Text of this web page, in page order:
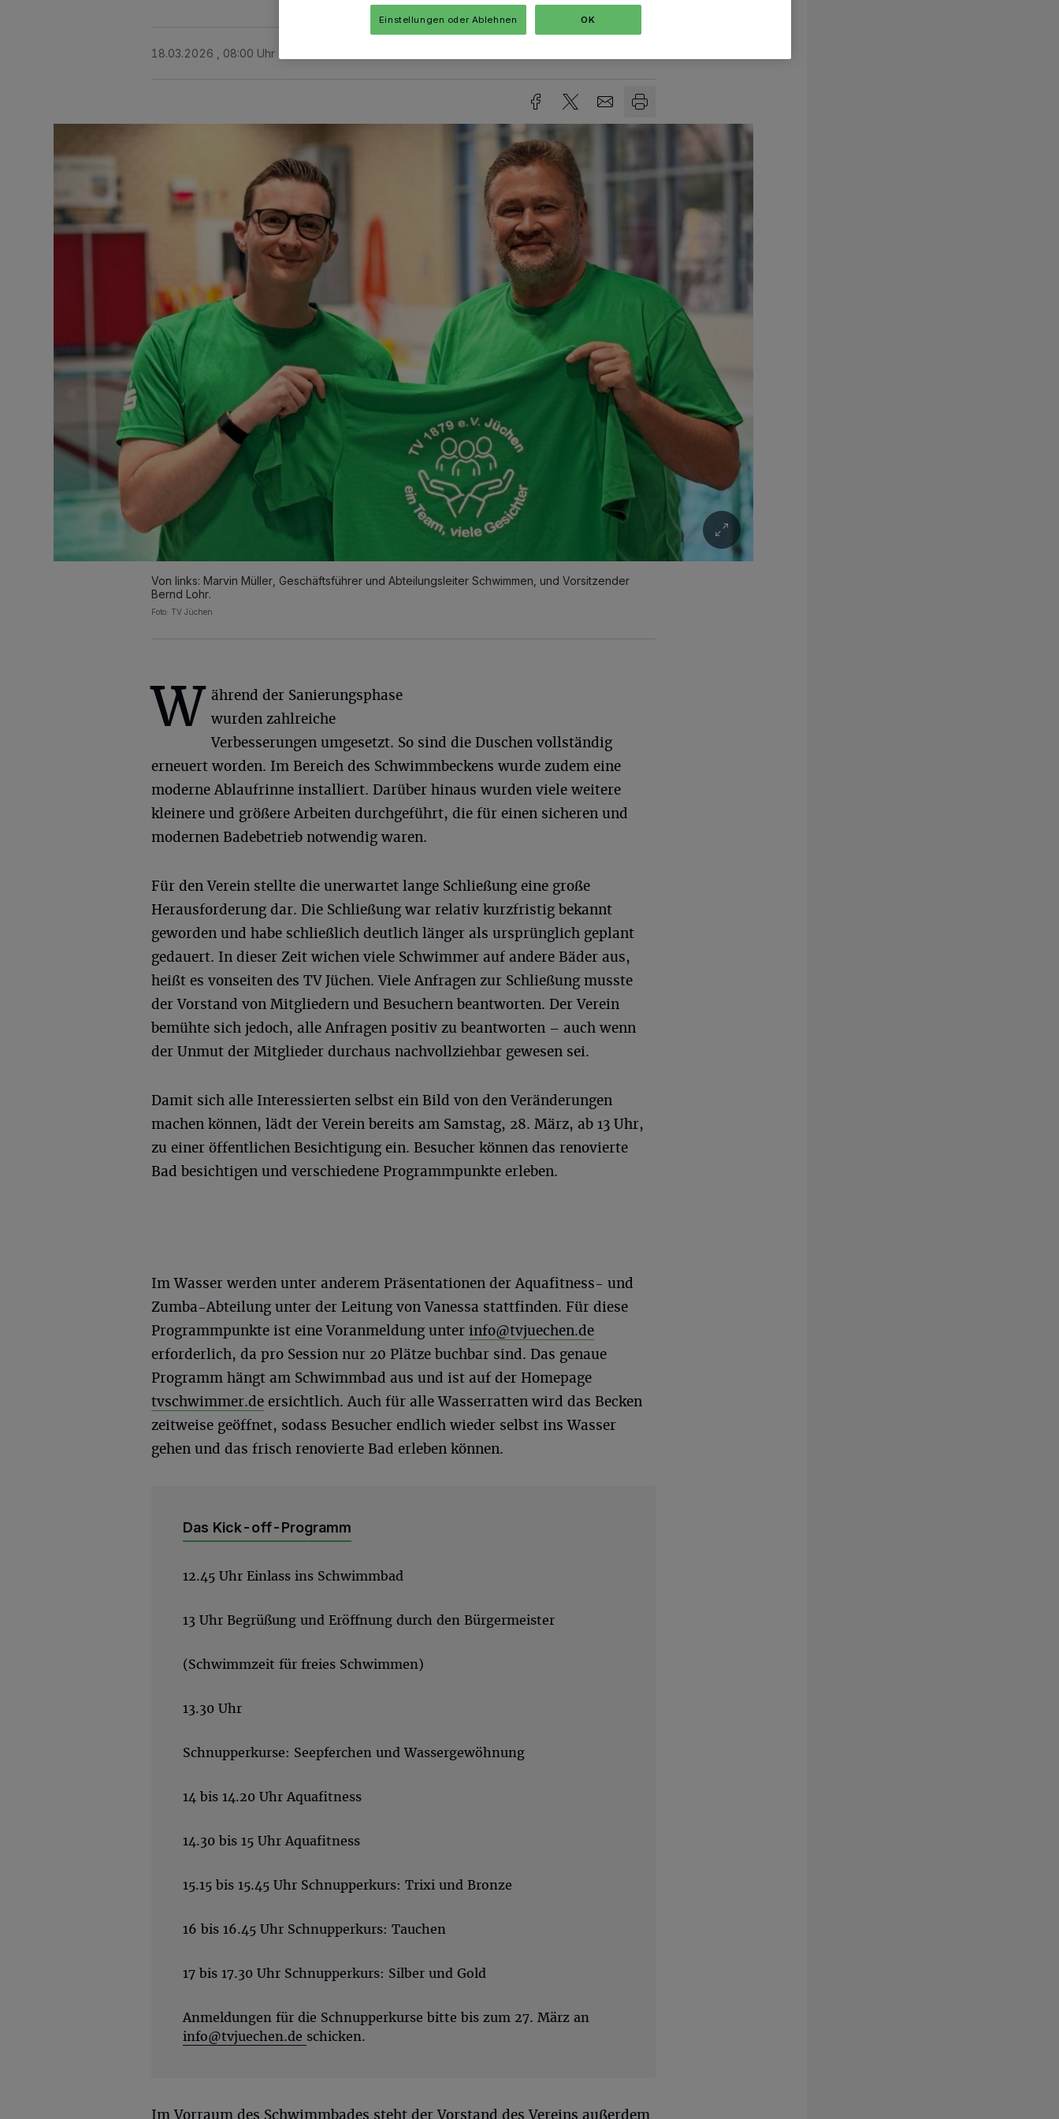
18.03.2026 , 08:00 Uhr
Von links: Marvin Müller, Geschäftsführer und Abteilungsleiter Schwimmen, und Vorsitzender
Bernd Lohr.
Foto: TV Jüchen
W ährend der Sanierungsphase
wurden zahlreiche
Verbesserungen umgesetzt. So sind die Duschen vollständig
erneuert worden. Im Bereich des Schwimmbeckens wurde zudem eine
moderne Ablaufrinne installiert. Darüber hinaus wurden viele weitere
kleinere und größere Arbeiten durchgeführt, die für einen sicheren und
modernen Badebetrieb notwendig waren.
Für den Verein stellte die unerwartet lange Schließung eine große
Herausforderung dar. Die Schließung war relativ kurzfristig bekannt
geworden und habe schließlich deutlich länger als ursprünglich geplant
gedauert. In dieser Zeit wichen viele Schwimmer auf andere Bäder aus,
heißt es vonseiten des TV Jüchen. Viele Anfragen zur Schließung musste
der Vorstand von Mitgliedern und Besuchern beantworten. Der Verein
bemühte sich jedoch, alle Anfragen positiv zu beantworten – auch wenn
der Unmut der Mitglieder durchaus nachvollziehbar gewesen sei.
Damit sich alle Interessierten selbst ein Bild von den Veränderungen
machen können, lädt der Verein bereits am Samstag, 28. März, ab 13 Uhr,
zu einer öffentlichen Besichtigung ein. Besucher können das renovierte
Bad besichtigen und verschiedene Programmpunkte erleben.
Im Wasser werden unter anderem Präsentationen der Aquafitness- und
Zumba-Abteilung unter der Leitung von Vanessa stattfinden. Für diese
Programmpunkte ist eine Voranmeldung unter info@tvjuechen.de
erforderlich, da pro Session nur 20 Plätze buchbar sind. Das genaue
Programm hängt am Schwimmbad aus und ist auf der Homepage
tvschwimmer.de ersichtlich. Auch für alle Wasserratten wird das Becken
zeitweise geöffnet, sodass Besucher endlich wieder selbst ins Wasser
gehen und das frisch renovierte Bad erleben können.
Das Kick-off-Programm
12.45 Uhr Einlass ins Schwimmbad
13 Uhr Begrüßung und Eröffnung durch den Bürgermeister
(Schwimmzeit für freies Schwimmen)
13.30 Uhr
Schnupperkurse: Seepferchen und Wassergewöhnung
14 bis 14.20 Uhr Aquafitness
14.30 bis 15 Uhr Aquafitness
15.15 bis 15.45 Uhr Schnupperkurs: Trixi und Bronze
16 bis 16.45 Uhr Schnupperkurs: Tauchen
17 bis 17.30 Uhr Schnupperkurs: Silber und Gold
Anmeldungen für die Schnupperkurse bitte bis zum 27. März an
info@tvjuechen.de schicken.
Im Vorraum des Schwimmbades steht der Vorstand des Vereins außerdem
Einstellungen oder Ablehnen OK